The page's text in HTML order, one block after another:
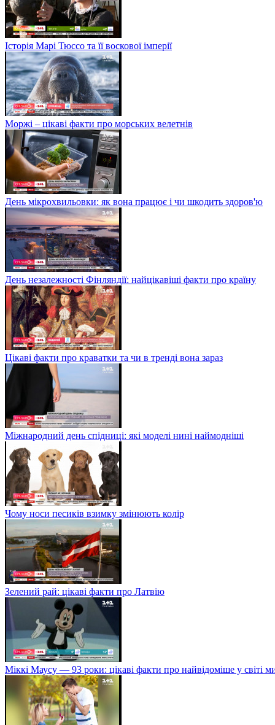
Історія Марі Тюссо та її воскової імперії
Моржі – цікаві факти про морських велетнів
День мікрохвильовки: як вона працює і чи шкодить здоров'ю
День незалежності Фінляндії: найцікавіші факти про країну
Цікаві факти про краватки та чи в тренді вона зараз
Міжнародний день спідниці: які моделі нині наймодніші
Чому носи песиків взимку змінюють колір
Зелений рай: цікаві факти про Латвію
Міккі Маусу — 93 роки: цікаві факти про найвідоміше у світі